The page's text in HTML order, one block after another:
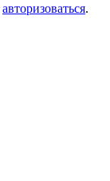
авторизоваться.